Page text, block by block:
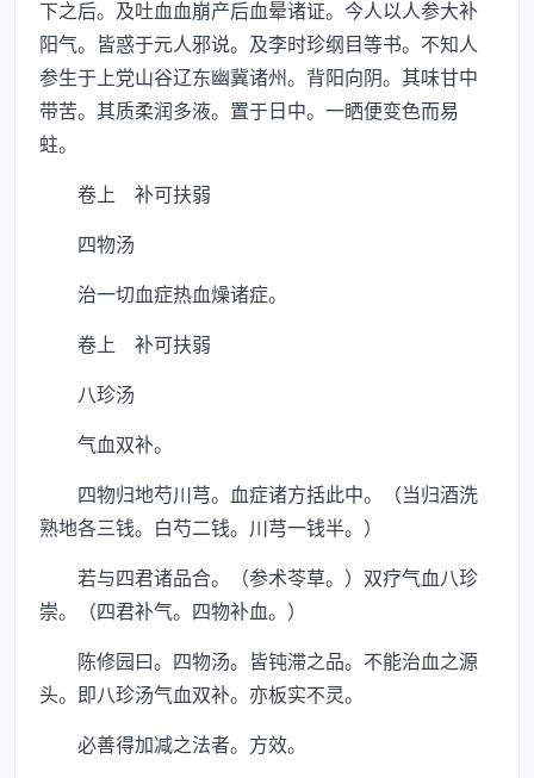
下之后。及吐血血崩产后血晕诸证。今人以人参大补
阳气。皆惑于元人邪说。及李时珍纲目等书。不知人
参生于上党山谷辽东幽冀诸州。背阳向阴。其味甘中
带苦。其质柔润多液。置于日中。一晒便变色而易
蛀。
卷上 补可扶弱
四物汤
治一切血症热血燥诸症。
卷上 补可扶弱
八珍汤
气血双补。
四物归地芍川芎。血症诸方括此中。（当归酒洗
熟地各三钱。白芍二钱。川芎一钱半。）
若与四君诸品合。（参术苓草。）双疗气血八珍
崇。（四君补气。四物补血。）
陈修园曰。四物汤。皆钝滞之品。不能治血之源
头。即八珍汤气血双补。亦板实不灵。
必善得加减之法者。方效。